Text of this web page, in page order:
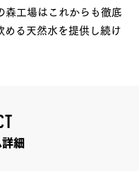
森工場はこれからも徹底
める天然水を提供し続け
細